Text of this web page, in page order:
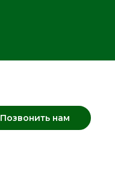
Позвонить нам